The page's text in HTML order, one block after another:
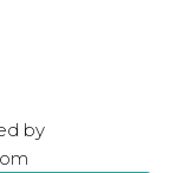
by